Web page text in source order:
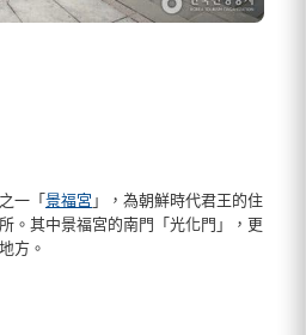
一「 景福宮 」，為朝鮮時代君王的住
。其中景福宮的南門「光化門」，更
方。